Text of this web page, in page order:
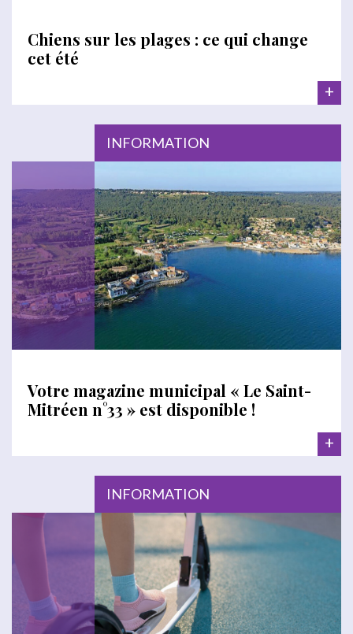
Chiens sur les plages : ce qui change
cet été
+
INFORMATION
Votre magazine municipal « Le Saint-
Mitréen n°33 » est disponible !
+
INFORMATION